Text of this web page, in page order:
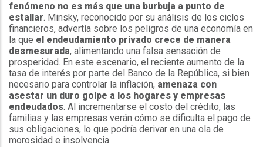
fenómeno no es más que una burbuja a punto de
estallar. Minsky, reconocido por su análisis de los ciclos
financieros, advertía sobre los peligros de una economía en
la que el endeudamiento privado crece de manera
desmesurada, alimentando una falsa sensación de
prosperidad. En este escenario, el reciente aumento de la
tasa de interés por parte del Banco de la República, si bien
necesario para controlar la inflación, amenaza con
asestar un duro golpe a los hogares y empresas
endeudados. Al incrementarse el costo del crédito, las
familias y las empresas verán cómo se dificulta el pago de
sus obligaciones, lo que podría derivar en una ola de
morosidad e insolvencia.